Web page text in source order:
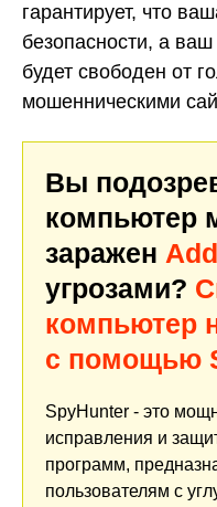
гарантирует, что
безопасности, а
будет свободен от
мошенническими
Вы
компьютер
заражен
угрозами?
компьютер
с помощью
SpyHunter - это
исправления и
программ,
пользователям с